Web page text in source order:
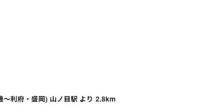
利府・盛岡) 山ノ目駅 より 2.8km